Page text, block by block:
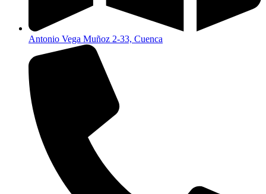
Antonio Vega Muñoz 2-33, Cuenca